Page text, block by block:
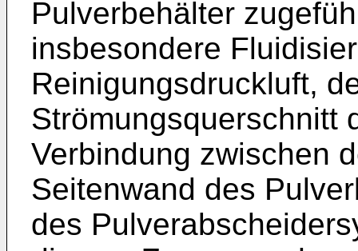
Pulverbehälter
insbesondere
Reinigungsdruckluft,
Strömungsquerschnitt
Verbindung zwischen
Seitenwand des
des